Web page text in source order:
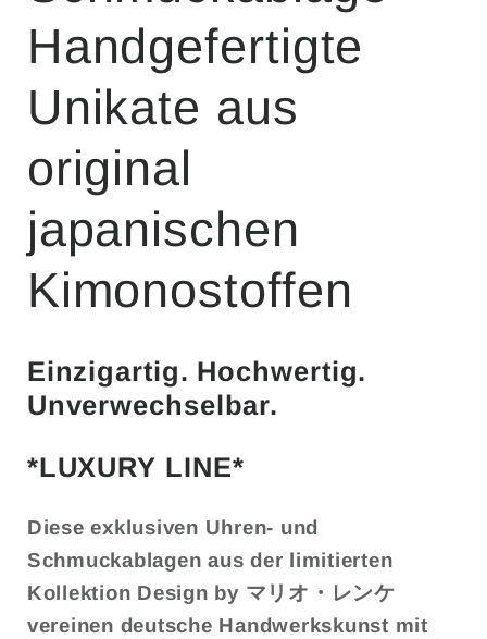
Handgefertigte
Unikate aus
original
japanischen
Kimonostoffen
Einzigartig. Hochwertig.
Unverwechselbar.
*LUXURY LINE*
Diese exklusiven Uhren- und
Schmuckablagen aus der limitierten
Kollektion Design by マリオ・レンケ
vereinen deutsche Handwerkskunst mit